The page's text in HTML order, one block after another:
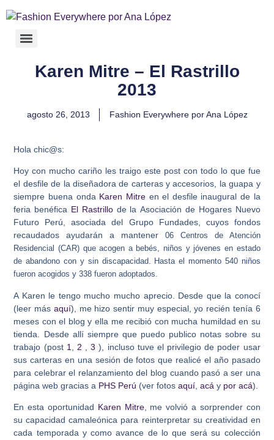
Karen Mitre – El Rastrillo
2013
agosto 26, 2013 Fashion Everywhere por Ana López
Hola chic@s:
Hoy con mucho cariño les traigo este post con todo lo que fue
el desfile de la diseñadora de carteras y accesorios, la guapa y
siempre buena onda Karen Mitreen el desfile inaugural de la
feria benéfica El Rastrillo de la Asociación de Hogares Nuevo
Futuro Perú, asociada del Grupo Fundades, cuyos fondos
recaudados ayudarán a mantener 06 Centros de Atención
Residencial (CAR) que acogen a bebés, niños y jóvenes en estado
de abandono con y sin discapacidad. Hasta el momento 540 niños
fueron acogidos y 338 fueron adoptados.
A Karen le tengo mucho mucho aprecio. Desde que la conocí
(leer más aquí), me hizo sentir muy especial, yo recién tenía 6
meses con el blog y ella me recibió con mucha humildad en su
tienda. Desde allí siempre que puedo publico notas sobre su
trabajo (post 1 2 ,3 ), incluso tuve el privilegio de poder usar
sus carteras en una sesión de fotos que realicé el año pasado
para celebrar el relanzamiento del blog cuando pasó a ser una
página web gracias a PHS Perú (ver fotosaquí ,acá y por acá).
En esta oportunidad Karen Mitre, me volvió a sorprender con
su capacidad camaleónica para reinterpretar su creatividad en
cada temporada y como avance de lo que será su colección